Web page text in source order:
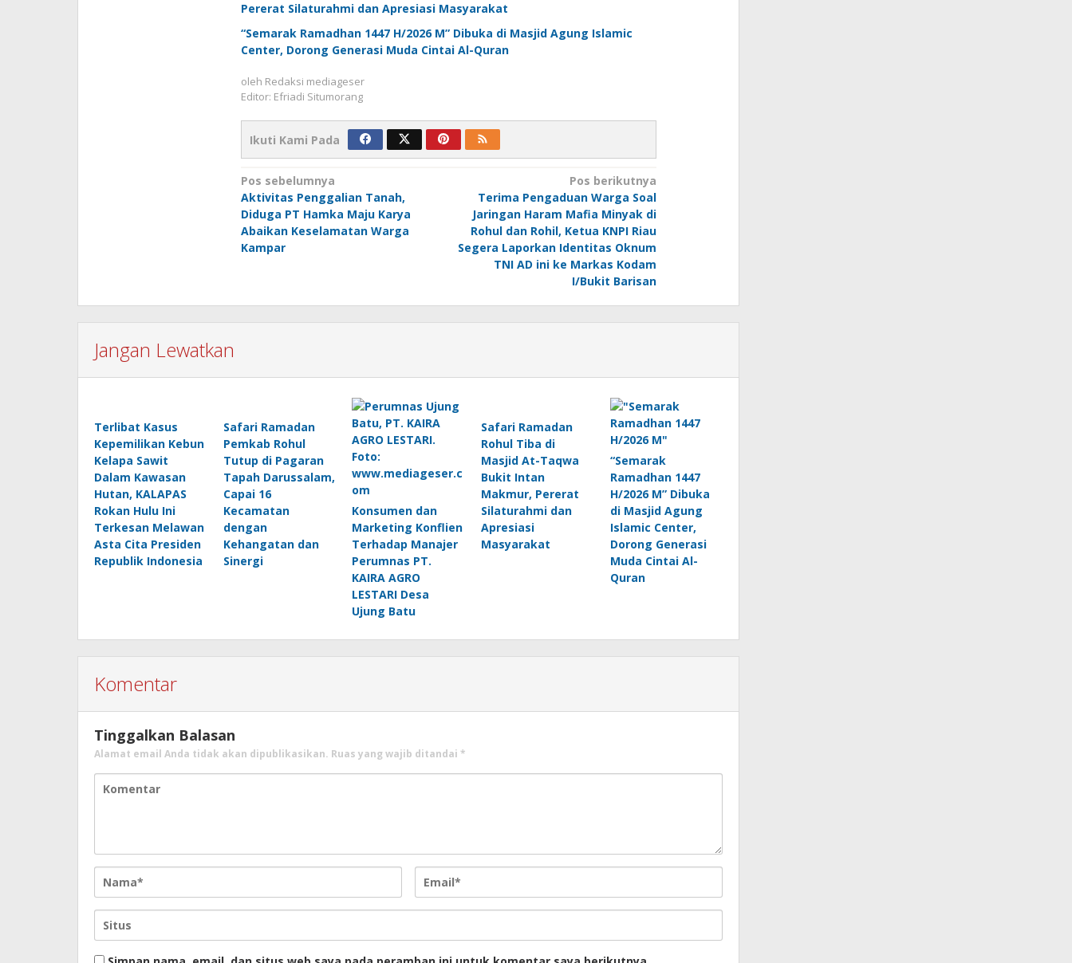
Pererat Silaturahmi dan Apresiasi Masyarakat
“Semarak Ramadhan 1447 H/2026 M” Dibuka di Masjid Agung Islamic
Center, Dorong Generasi Muda Cintai Al-Quran
oleh Redaksi mediageser
Editor: Efriadi Situmorang
Ikuti Kami Pada
Navigasi
pos
Pos sebelumnya
Aktivitas Penggalian Tanah,
Diduga PT Hamka Maju Karya
Abaikan Keselamatan Warga
Kampar
Pos berikutnya
Terima Pengaduan Warga Soal
Jaringan Haram Mafia Minyak di
Rohul dan Rohil, Ketua KNPI Riau
Segera Laporkan Identitas Oknum
TNI AD ini ke Markas Kodam
I/Bukit Barisan
Jangan Lewatkan
Terlibat Kasus
Kepemilikan Kebun
Kelapa Sawit
Dalam Kawasan
Hutan, KALAPAS
Rokan Hulu Ini
Terkesan Melawan
Asta Cita Presiden
Republik Indonesia
Safari Ramadan
Pemkab Rohul
Tutup di Pagaran
Tapah Darussalam,
Capai 16
Kecamatan
dengan
Kehangatan dan
Sinergi
Konsumen dan
Marketing Konflien
Terhadap Manajer
Perumnas PT.
KAIRA AGRO
LESTARI Desa
Ujung Batu
Safari Ramadan
Rohul Tiba di
Masjid At-Taqwa
Bukit Intan
Makmur, Pererat
Silaturahmi dan
Apresiasi
Masyarakat
“Semarak
Ramadhan 1447
H/2026 M” Dibuka
di Masjid Agung
Islamic Center,
Dorong Generasi
Muda Cintai Al-
Quran
Komentar
Tinggalkan Balasan
Alamat email Anda tidak akan dipublikasikan. Ruas yang wajib ditandai *